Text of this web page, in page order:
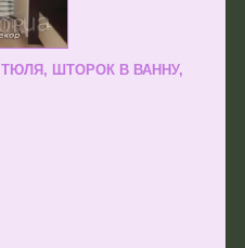
ШТОРОК В ВАННУ,